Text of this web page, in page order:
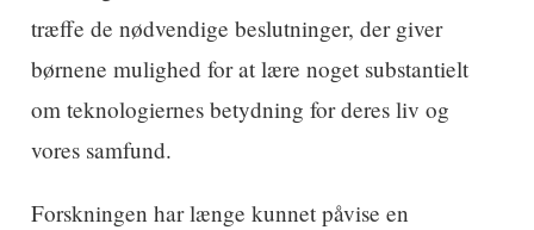
træffe de nødvendige beslutninger, der giver
børnene mulighed for at lære noget substantielt
om teknologiernes betydning for deres liv og
vores samfund.
Forskningen har længe kunnet påvise en